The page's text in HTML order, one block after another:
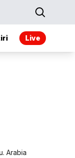
Live
Arabia